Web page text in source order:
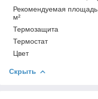
Рекомендуемая площадь,
м²
Термозащита
Термостат
Цвет
Скрыть